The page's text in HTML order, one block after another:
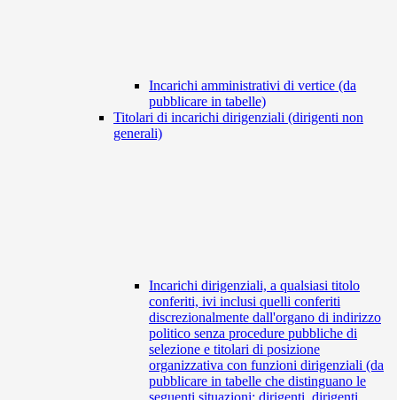
Incarichi amministrativi di vertice (da
pubblicare in tabelle)
Titolari di incarichi dirigenziali (dirigenti non
generali)
Incarichi dirigenziali, a qualsiasi titolo
conferiti, ivi inclusi quelli conferiti
discrezionalmente dall'organo di indirizzo
politico senza procedure pubbliche di
selezione e titolari di posizione
organizzativa con funzioni dirigenziali (da
pubblicare in tabelle che distinguano le